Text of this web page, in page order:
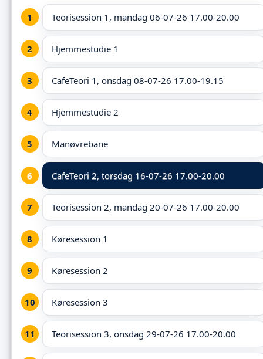
Teorisession 1, mandag 06-07-26 17.00-20.00
Hjemmestudie 1
CafeTeori 1, onsdag 08-07-26 17.00-19.15
Hjemmestudie 2
Manøvrebane
CafeTeori 2,torsdag 16-07-26 17.00-20.00
Teorisession 2, mandag 20-07-26 17.00-20.00
Køresession 1
Køresession 2
Køresession 3
Teorisession 3, onsdag 29-07-26 17.00-20.00